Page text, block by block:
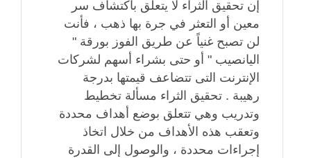
إن تحقيق الثراء لا يتعلق باكتشاف سر
معين أو التعثر في جرة بها ذهب ، فأنت
لن تصبح غنياً عن طريق الفوز بورقة "
اليانصيب " أو حتى بشراء أسهم لشركات
الإنترنت التى تتضاعف قيمتها بدرجة
رهيبة . تحقيق الثراء مسألة تخطيط
وتدريب وهي تتعلق بوضع أهداف محددة
وتعقب هذه الأهداف من خلال اتخاذ
إجراءات محددة ، والوصول إلى القدرة